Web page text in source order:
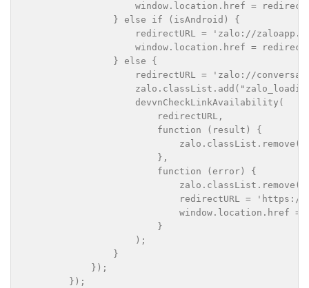
window.location.href =
                } else if (isAndroid) {
redirectURL = 'zalo://
window.location.href =
                } else {
redirectURL = 'zalo://
                    devvnCheckLinkAvailability(
                        redirectURL,
                        function (result) {
                        },
                        function (error) {
redirectURL =
window.location.href =
                        }
                    );
                }
            });
        });